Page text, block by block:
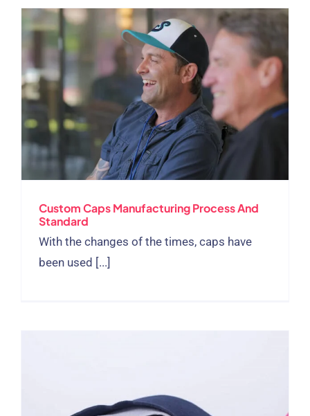
Custom Caps Manufacturing Process And
Standard
With the changes of the times, caps have
been used [...]